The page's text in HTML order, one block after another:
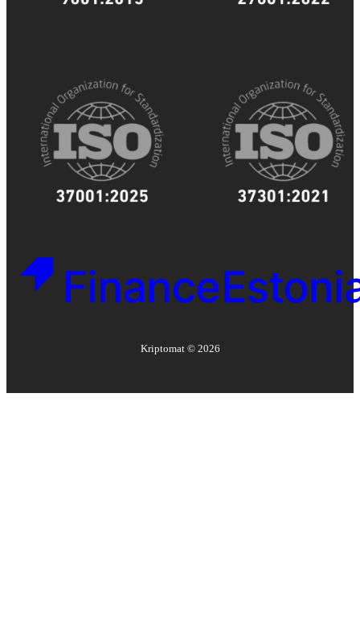
Kriptomat © 2026